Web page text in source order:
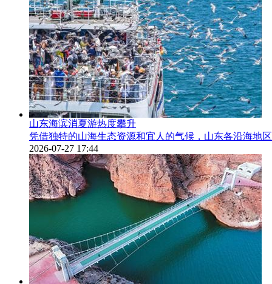
山东海滨消夏游热度攀升
凭借独特的山海生态资源和宜人的气候，山东各沿海地
2026-07-27 17:44